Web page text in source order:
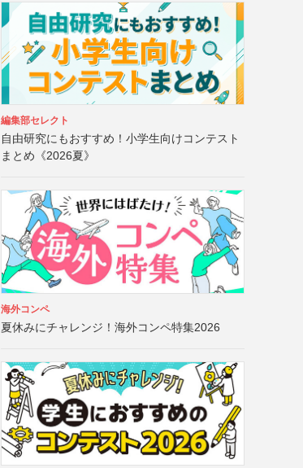
編集部セレクト
自由研究にもおすすめ！小学生向けコンテスト
まとめ《2026夏》
海外コンペ
夏休みにチャレンジ！海外コンペ特集2026